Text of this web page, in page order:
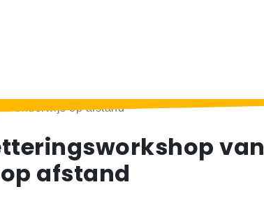
onderwijs op afstand
van
afstand